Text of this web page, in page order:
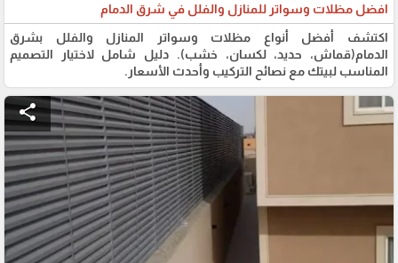
افضل مظلات وسواتر للمنازل والفلل في شرق الدمام
اكتشف أفضل أنواع مظلات وسواتر المنازل والفلل بشرق
الدمام(قماش، حديد، لكسان، خشب). دليل شامل لاختيار التصميم
المناسب لبيتك مع نصائح التركيب وأحدث الأسعار.
share